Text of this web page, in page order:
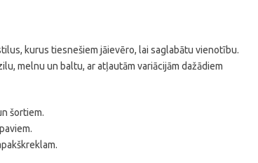
kurus tiesnešiem jāievēro, lai saglabātu vienotību.
melnu un baltu, ar atļautām variācijām dažādiem
šortiem.